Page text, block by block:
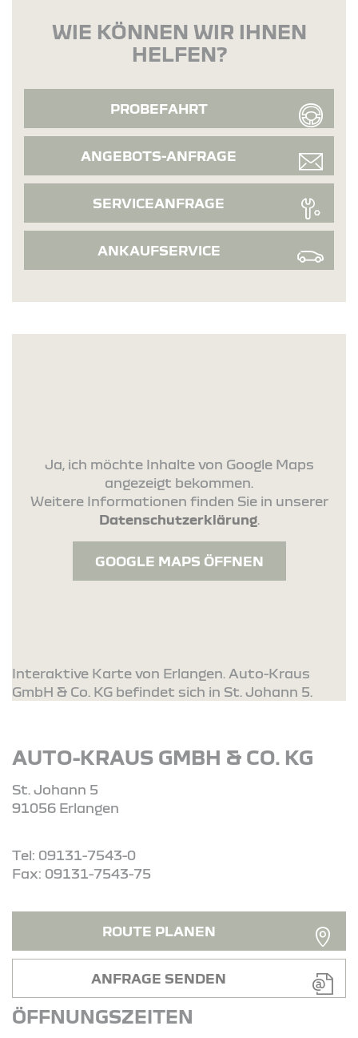
WIE KÖNNEN WIR IHNEN
HELFEN?
PROBEFAHRT
ANGEBOTS-ANFRAGE
SERVICEANFRAGE
ANKAUFSERVICE
Ja, ich möchte Inhalte von Google Maps
angezeigt bekommen.
Weitere Informationen finden Sie in unserer
Datenschutzerklärung.
GOOGLE MAPS ÖFFNEN
Interaktive Karte von Erlangen. Auto-Kraus
GmbH & Co. KG befindet sich in St. Johann 5.
AUTO-KRAUS GMBH & CO. KG
St. Johann 5
91056 Erlangen
Tel: 09131-7543-0
Fax: 09131-7543-75
ROUTE PLANEN
ANFRAGE SENDEN
ÖFFNUNGSZEITEN